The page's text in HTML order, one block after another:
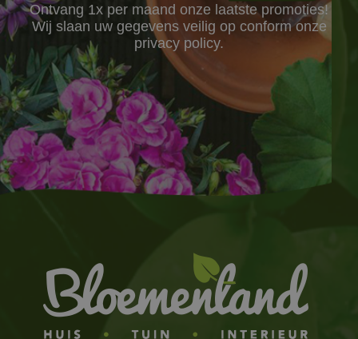
Ontvang 1x per maand onze laatste promoties!
Wij slaan uw gegevens veilig op conform onze
privacy policy.